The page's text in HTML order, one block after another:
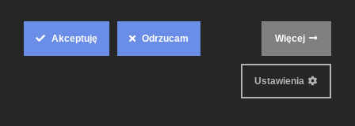
miejsca na akcesoria, zapewnia wygodę codziennego użytkowania.
Solidne materiały i ergonomiczny pasek na ramię gwarantują
trwałość oraz komfort transportu.
Cookie
Akceptuję Odrzucam Więcej
Ustawienia